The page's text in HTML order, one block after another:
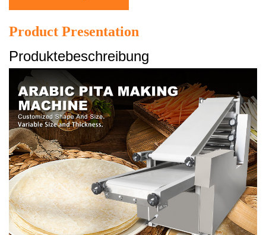
Product Presentation
Produktebeschreibung